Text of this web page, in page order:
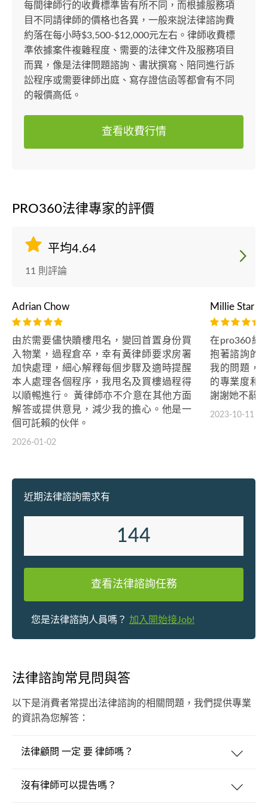
每間律師行的收費標準皆有所不同，而根據服務項
目不同請律師的價格也各異，一般來說法律諮詢費
約落在每小時$3,500-$12,000元左右。律師收費標
準依據案件複雜程度、需要的法律文件及服務項目
而異，像是法律問題諮詢、書狀撰寫、陪同進行訴
訟程序或需要律師出庭、寫存證信函等都會有不同
的報價高低。
查看收費行情
PRO360法律專家的評價
平均4.64
11 則評論
Adrian Chow
由於需要儘快贖樓甩名，變回首置身份買
入物業，過程倉卒，幸有黃律師要求房署
加快處理，細心解釋每個步驟及適時提醒
本人處理各個程序，我甩名及買樓過程得
以順𣈱進行。 黃律師亦不介意在其他方面
解答或提供意見，減少我的擔心。他是一
個可託賴的伙伴。
2026-01-02
Millie Star
在pro360網
抱著諮詢的
我的問題，
的專業度和
謝謝她不辭
2023-10-11
近期法律諮詢需求有
144
查看法律諮詢任務
您是法律諮詢人員嗎？ 加入開始接Job!
法律諮詢常見問與答
以下是消費者常提出法律諮詢的相關問題，我們提供專業
的資訊為您解答：
法律顧問 一定 要 律師嗎？
沒有律師可以提告嗎？